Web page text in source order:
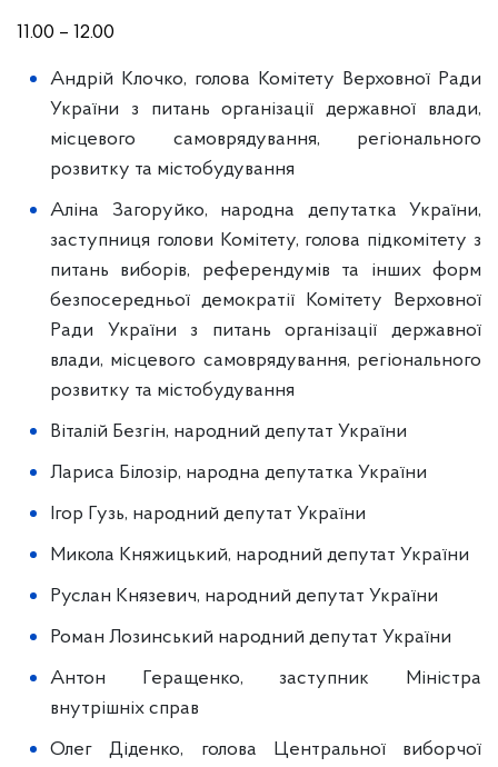
11.00 – 12.00
Андрій Клочко, голова Комітету Верховної Ради
України з питань організації державної влади,
місцевого самоврядування, регіонального
розвитку та містобудування
Аліна Загоруйко, народна депутатка України,
заступниця голови Комітету, голова підкомітету з
питань виборів, референдумів та інших форм
безпосередньої демократії Комітету Верховної
Ради України з питань організації державної
влади, місцевого самоврядування, регіонального
розвитку та містобудування
Віталій Безгін, народний депутат України
Лариса Білозір, народна депутатка України
Ігор Гузь, народний депутат України
Микола Княжицький, народний депутат України
Руслан Князевич, народний депутат України
Роман Лозинський народний депутат України
Антон Геращенко, заступник Міністра
внутрішніх справ
Олег Діденко, голова Центральної виборчої